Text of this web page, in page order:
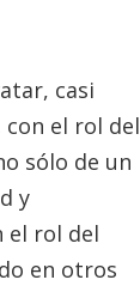
casi
el rol del
sólo de un
y
el rol del
en otros